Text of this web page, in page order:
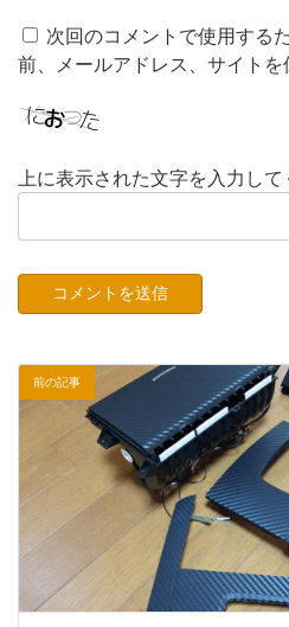
次回のコメントで使用する
前、メールアドレス、サイトを
上に表示された文字を入力して
前の記事